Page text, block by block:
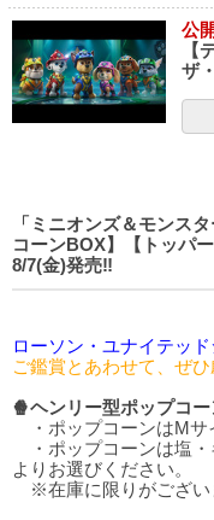
公
【
ザ
「ミニオンズ＆モンス
コーンBOX】【トッパ
8/7(金)発売‼️
ローソン・ユナイテッ
ご鑑賞とあわせて、ぜ
🍿ヘンリー型ポップコ
・ポップコーンはMサ
・ポップコーンは塩・
よりお選びください。
※在庫に限りがござい